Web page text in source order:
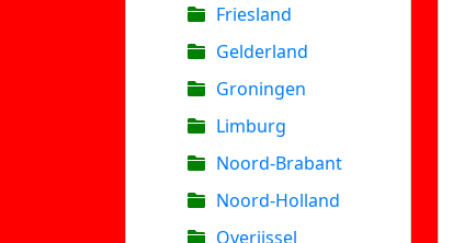
Friesland
Gelderland
Groningen
Limburg
Noord-Brabant
Noord-Holland
Overijssel